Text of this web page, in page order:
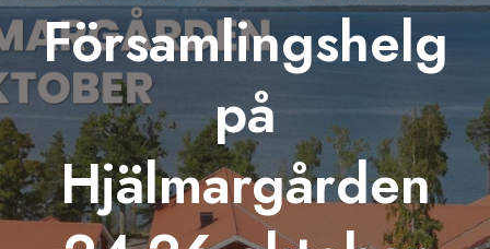
Församlingshelg
på
Hjälmargården